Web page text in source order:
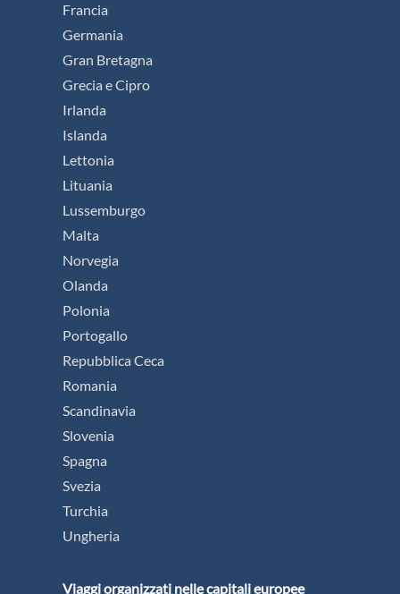
Francia
Germania
Gran Bretagna
Grecia e Cipro
Irlanda
Islanda
Lettonia
Lituania
Lussemburgo
Malta
Norvegia
Olanda
Polonia
Portogallo
Repubblica Ceca
Romania
Scandinavia
Slovenia
Spagna
Svezia
Turchia
Ungheria
Viaggi organizzati nelle capitali europee